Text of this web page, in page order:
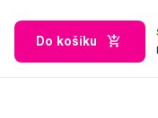
Do košíku